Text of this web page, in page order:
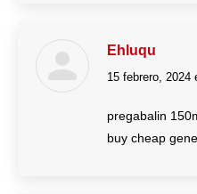
Ehluqu
dice:
15 febrero, 2024
pregabalin
buy cheap